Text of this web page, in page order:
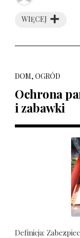
WIĘCEJ
DOM, OGRÓD
Ochrona
i zabawki
Definicja: